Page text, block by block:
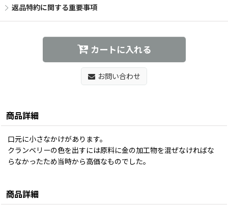
返品特約に関する重要事項
カートに入れる
お問い合わせ
商品詳細
口元に小さなかけがあります。
クランベリーの色を出すには原料に金の加工物を混ぜなければな
らなかったため当時から高価なものでした。
商品詳細